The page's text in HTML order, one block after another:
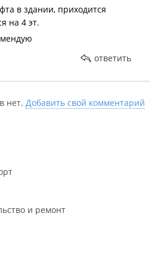
в здании, приходится
на 4 эт.
ответить
нет. Добавить свой комментарий
и ремонт